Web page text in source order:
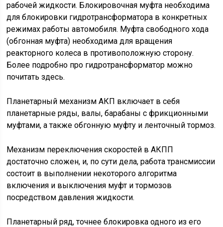
рабочей жидкости. Блокировочная муфта необходима
для блокировки гидротрансформатора в конкретных
режимах работы автомобиля. Муфта свободного хода
(обгонная муфта) необходима для вращения
реакторного колеса в противоположную сторону.
Более подробно про гидротрансформатор можно
почитать здесь.
Планетарный механизм АКП включает в себя
планетарные ряды, валы, барабаны с фрикционными
муфтами, а также обгонную муфту и ленточный тормоз.
Механизм переключения скоростей в АКПП
достаточно сложен, и, по сути дела, работа трансмиссии
состоит в выполнении некоторого алгоритма
включения и выключения муфт и тормозов
посредством давления жидкости.
Планетарный ряд, точнее блокировка одного из его